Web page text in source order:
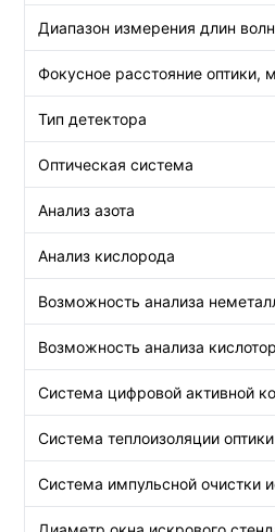
Диапазон измерения длин
Фокусное расстояние оптики,
Тип детектора
Оптическая система
Анализ азота
Анализ кислорода
Возможность анализа
Возможность анализа
Система цифровой активной
Система теплоизоляции
Система импульсной очистки